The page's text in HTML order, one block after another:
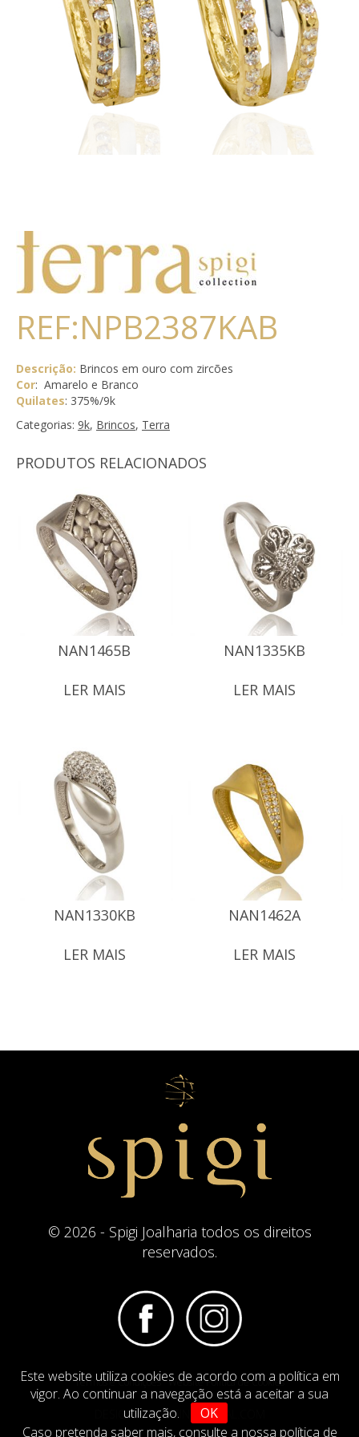
Este website utiliza cookies de acordo com a política em
vigor. Ao continuar a navegação está a aceitar a sua
utilização.
OK
Caso pretenda saber mais, consulte a nossa política de
REF:NPB2387KAB
Descrição: Brincos em ouro com zircões
Cor: Amarelo e Branco
Quilates: 375%/9k
Categorias: 9k, Brincos, Terra
PRODUTOS RELACIONADOS
NAN1465B
LER MAIS
NAN1335KB
LER MAIS
NAN1330KB
LER MAIS
NAN1462A
LER MAIS
© 2026 - Spigi Joalharia todos os direitos
reservados.
Termos e Condições Website Politica de Cookies
DESIGN BYIMAGINEVIRTUAL.COM